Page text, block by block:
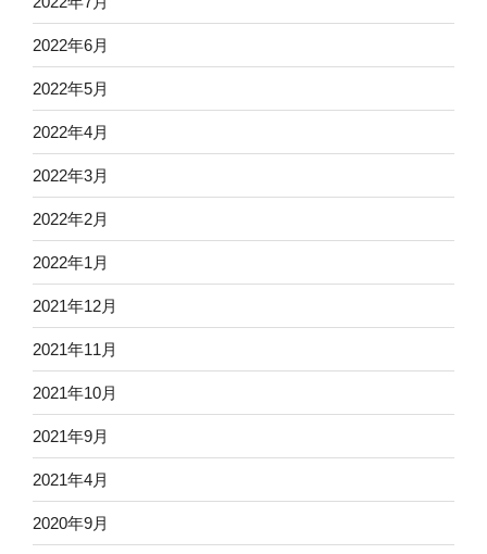
2022年6月
2022年5月
2022年4月
2022年3月
2022年2月
2022年1月
2021年12月
2021年11月
2021年10月
2021年9月
2021年4月
2020年9月